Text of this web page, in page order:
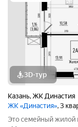
3D-тур
Казань,ЖК Династия
ЖК «Династия», 3
Это семейный жилой